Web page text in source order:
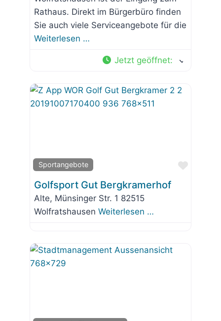
Rathaus. Direkt im Bürgerbüro finden
Sie auch viele Serviceangebote für die
Weiterlesen …
Jetzt geöffnet:
Sportangebote
Favorit
Golfsport Gut Bergkramerhof
Alte, Münsinger Str. 1 82515
Wolfratshausen Weiterlesen …